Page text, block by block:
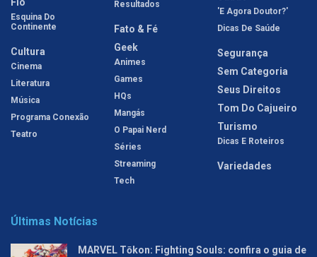
Esquina Do
Continente
Cultura
Cinema
Literatura
Música
Programa Conexão
Teatro
Resultados
Fato & Fé
Geek
Animes
Games
HQs
Mangás
O Papai Nerd
Séries
Streaming
Tech
'E Agora Doutor?'
Dicas De Saúde
Segurança
Sem Categoria
Seus Direitos
Tom Do Cajueiro
Turismo
Dicas E Roteiros
Variedades
Últimas Notícias
MARVEL Tōkon: Fighting Souls: confira o guia de